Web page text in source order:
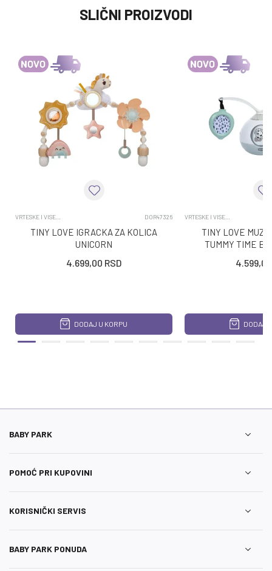
SLIČNI PROIZVODI
VRTESKE I VISECE IGRACKE DOR47326
TINY LOVE IGRACKA ZA KOLICA
UNICORN
4.699,00 RSD
DODAJ U KORPU
VRTESKE I VISECE IGRACKE
TINY LOVE
TUMMY TIME
4.599,00
DODAJ
BABY PARK
POMOĆ PRI KUPOVINI
KORISNIČKI SERVIS
BABY PARK PONUDA